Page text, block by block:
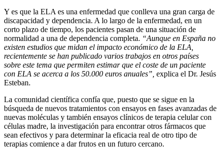
Y es que la ELA es una enfermedad que conlleva una gran carga de
discapacidad y dependencia. A lo largo de la enfermedad, en un
corto plazo de tiempo, los pacientes pasan de una situación de
normalidad a una de dependencia completa. “Aunque en España no
existen estudios que midan el impacto económico de la ELA,
recientemente se han publicado varios trabajos en otros países
sobre este tema que permiten estimar que el coste de un paciente
con ELA se acerca a los 50.000 euros anuales”, explica el Dr. Jesús
Esteban.
La comunidad científica confía que, puesto que se sigue en la
búsqueda de nuevos tratamientos con ensayos en fases avanzadas de
nuevas moléculas y también ensayos clínicos de terapia celular con
células madre, la investigación para encontrar otros fármacos que
sean efectivos y para determinar la eficacia real de otro tipo de
terapias comience a dar frutos en un futuro cercano.